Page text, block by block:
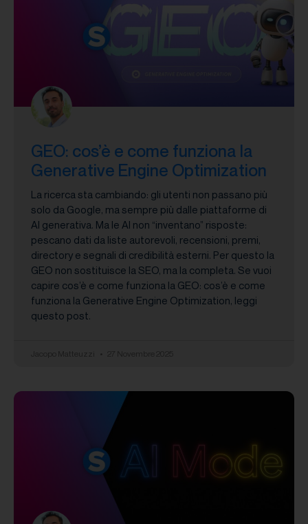
GEO: cos’è e come funziona la
Generative Engine Optimization
La ricerca sta cambiando: gli utenti non passano più
solo da Google, ma sempre più dalle piattaforme di
AI generativa. Ma le AI non “inventano” risposte:
pescano dati da liste autorevoli, recensioni, premi,
directory e segnali di credibilità esterni. Per questo la
GEO non sostituisce la SEO, ma la completa. Se vuoi
capire cos’è e come funziona la GEO: cos’è e come
funziona la Generative Engine Optimization, leggi
questo post.